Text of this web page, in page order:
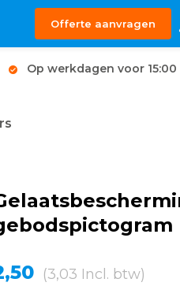
Offerte aanvragen
Op werkdagen voor
(3,03 Incl. btw)